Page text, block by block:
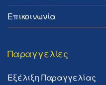
Επικοινωνία
Παραγγελίες
Εξέλιξη Παραγγελίας